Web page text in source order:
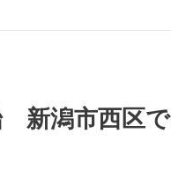
新潟市西区で